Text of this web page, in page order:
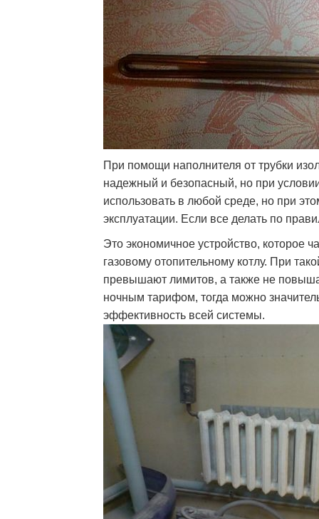
При помощи наполнителя от трубки
надежный и безопасный, но при
использовать в любой среде, но при
эксплуатации. Если все делать по
Это экономичное устройство, которое
газовому отопительному котлу. При
превышают лимитов, а также не
ночным тарифом, тогда можно
эффективность всей системы.